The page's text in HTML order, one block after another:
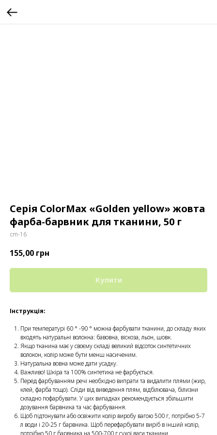
Серія ColorMax «Golden yellow» жовта
фарба-барвник для тканини, 50 г
cm-16
155,00 грн
Купити
Інструкція:
При температурі 60 ° -90 ° можна фарбувати тканини, до складу яких
входять натуральні волокна: бавовна, віскоза, льон, шовк.
Якщо тканина має у своєму складі великий відсоток синтетичних
волокон, колір може бути менш насиченим.
Натуральна вовна може дати усадку.
Важливо! Шкіра та 100% синтетика не фарбується.
Перед фарбуванням речі необхідно випрати та видалити плями (жир,
клей, фарба тощо). Сліди від виведення плям, відбілювача, білизни
складно пофарбувати. У цих випадках рекомендується збільшити
дозування барвника та час фарбування.
Щоб підтонувати або освіжити колір виробу вагою 500 г, потрібно 5-7
л води і 20-25 г барвника. Щоб перефарбувати виріб в інший колір,